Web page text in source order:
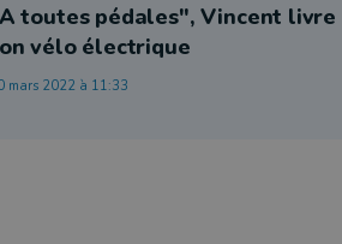
toutes pédales", Vincent livre
vélo électrique
mars 2022 à 11:33